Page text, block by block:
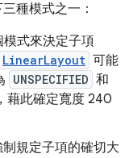
種模式之一：
模式來決定子項
LinearLayout 可能
UNSPECIFIED 和
，藉此確定寬度 240
制規定子項的確切大